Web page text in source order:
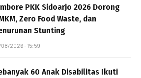
PKK Sidoarjo 2026 Dorong
Zero Food Waste, dan
Stunting
08/2026 - 15:59
60 Anak Disabilitas Ikuti